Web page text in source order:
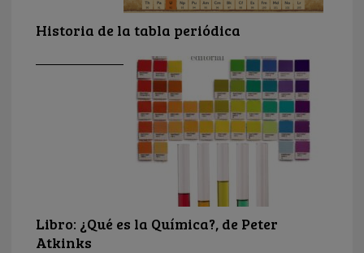
Historia de la tabla periódica
Libro: ¿Qué es la Química?, de Peter
Atkinks